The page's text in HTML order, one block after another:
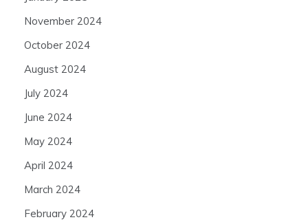
November 2024
October 2024
August 2024
July 2024
June 2024
May 2024
April 2024
March 2024
February 2024